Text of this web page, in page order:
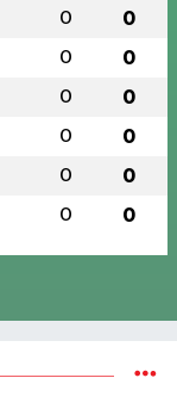
0 0
0 0
0 0
0 0
0 0
0 0